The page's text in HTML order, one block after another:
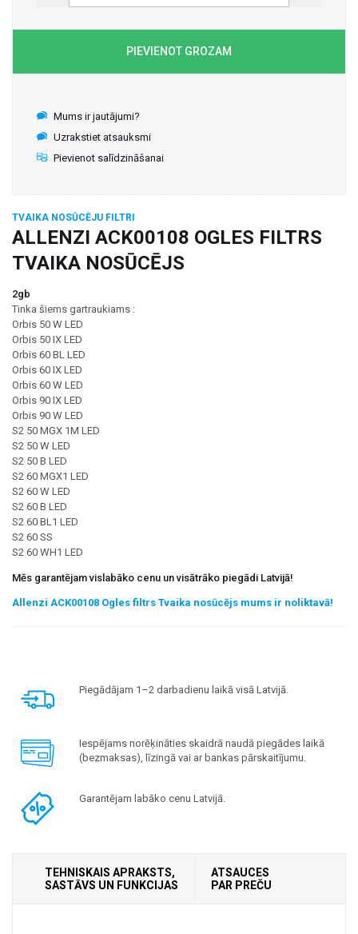
PIEVIENOT GROZAM
Mums ir jautājumi?
Uzrakstiet atsauksmi
Pievienot salīdzināšanai
TVAIKA NOSŪCĒJU FILTRI
ALLENZI ACK00108 OGLES FILTRS
TVAIKA NOSŪCĒJS
2gb
Tinka šiems gartraukiams :
Orbis 50 W LED
Orbis 50 IX LED
Orbis 60 BL LED
Orbis 60 IX LED
Orbis 60 W LED
Orbis 90 IX LED
Orbis 90 W LED
S2 50 MGX 1M LED
S2 50 W LED
S2 50 B LED
S2 60 MGX1 LED
S2 60 W LED
S2 60 B LED
S2 60 BL1 LED
S2 60 SS
S2 60 WH1 LED
Mēs garantējam vislabāko cenu un visātrāko piegādi Latvijā!
Allenzi ACK00108 Ogles filtrs Tvaika nosūcējs mums ir noliktavā!
Piegādājam 1–2 darbadienu laikā visā Latvijā.
Iespējams norēķināties skaidrā naudā piegādes laikā
(bezmaksas), līzingā vai ar bankas pārskaitījumu.
Garantējam labāko cenu Latvijā.
TEHNISKAIS APRAKSTS,
SASTĀVS UN FUNKCIJAS
ATSAUCES
PAR PREČU